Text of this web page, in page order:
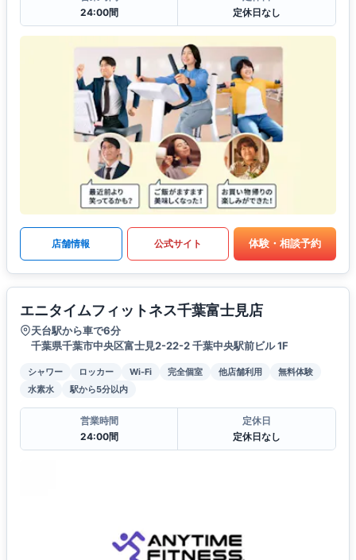
24:00間
定休日なし
店舗情報 公式サイト 体験・相談予約
エニタイムフィットネス千葉富士見店
天台駅から車で6分
千葉県千葉市中央区富士見2-22-2 千葉中央駅前ビル 1F
シャワー ロッカー Wi-Fi 完全個室 他店舗利用
無料体験
水素水
駅から5分以内
営業時間
24:00間
定休日
定休日なし